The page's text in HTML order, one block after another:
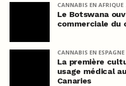
CANNABIS EN AFRIQUE
Le Botswana
commerciale du
CANNABIS EN ESPAGNE
La première
usage médical
Canaries